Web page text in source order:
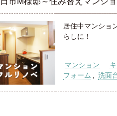
居住中マンショ
らしに！
マンション
フォーム
洗面